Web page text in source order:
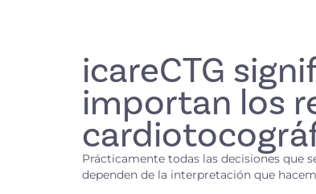
icareCTG
importan los
Prácticamente todas las decisiones que
dependen de la interpretación que